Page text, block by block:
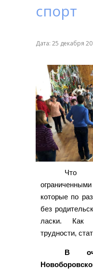
спорт
Дата: 25 декабря
Что
которые по
без
ласки. Как
трудности,
В